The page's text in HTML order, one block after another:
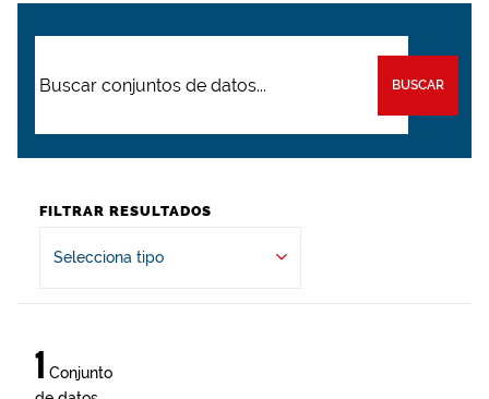
BUSCAR
FILTRAR RESULTADOS
Selecciona tipo
1 Conjunto